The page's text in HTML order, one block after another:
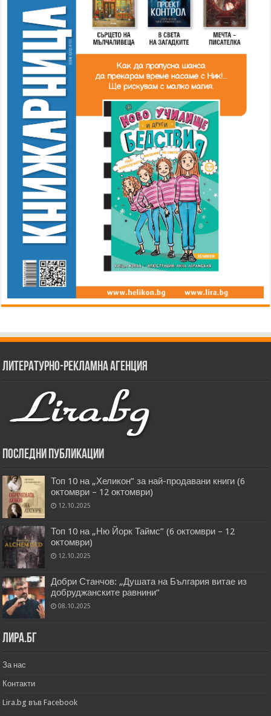
Литературно-рекламна агенция
Последни публикации
Топ 10 на „Хеликон” за най-продавани книги (6
октомври – 12 октомври)
12.10.2025
Топ 10 на „Ню Йорк Таймс” (6 октомври – 12
октомври)
12.10.2025
Добри Станчов: „Душата на България витае из
добруджанските равнини“
08.10.2025
Лира.бг
За нас
Контакти
Lira.bg във Facebook